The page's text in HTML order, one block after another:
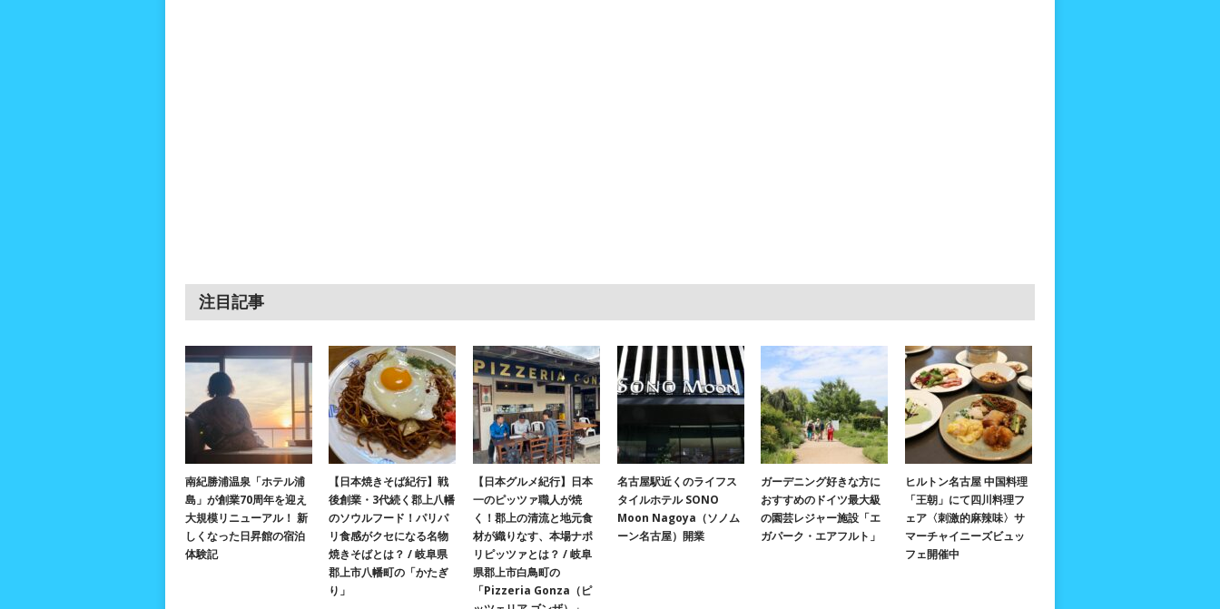
注目記事
南紀勝浦温泉「ホテル浦
島」が創業70周年を迎え
大規模リニューアル！ 新
しくなった日昇館の宿泊
体験記
【日本焼きそば紀行】戦
後創業・3代続く郡上八幡
のソウルフード！パリパ
リ食感がクセになる名物
焼きそばとは？ / 岐阜県
郡上市八幡町の「かたぎ
り」
【日本グルメ紀行】日本
一のピッツァ職人が焼
く！郡上の清流と地元食
材が織りなす、本場ナポ
リピッツァとは？ / 岐阜
県郡上市白鳥町の
「Pizzeria Gonza（ピ
名古屋駅近くのライフス
タイルホテル SONO
Moon Nagoya（ソノム
ーン名古屋）開業
ガーデニング好きな方に
おすすめのドイツ最大級
の園芸レジャー施設「エ
ガパーク・エアフルト」
ヒルトン名古屋 中国料理
「王朝」にて四川料理フ
ェア〈刺激的麻辣味〉サ
マーチャイニーズビュッ
フェ開催中